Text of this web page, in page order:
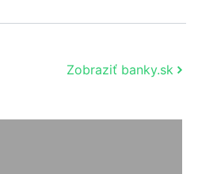
Zobraziť banky.sk